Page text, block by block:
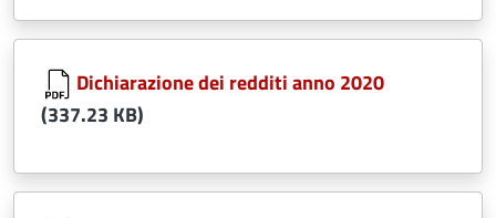
Document
Dichiarazione dei redditi anno 2020
(337.23 KB)
Document